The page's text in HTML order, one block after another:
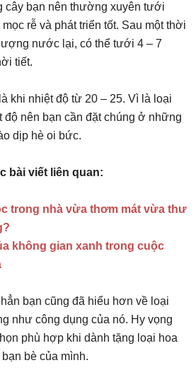
cây bạn nên thường xuyên tưới
rễ và phát triển tốt. Sau một thời
nước lại, có thể tưới 4 – 7
tiết.
khi nhiệt độ từ 20 – 25. Vì là loại
độ nên bạn cần đặt chúng ở những
dịp hè oi bức.
bài viết liên quan:
trong nhà vừa thơm mát vừa thư
không gian xanh trong cuộc
bạn cũng đã hiểu hơn về loại
như công dụng của nó. Hy vọng
phù hợp khi dành tặng loại hoa
bè của mình.